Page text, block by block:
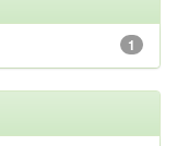
1